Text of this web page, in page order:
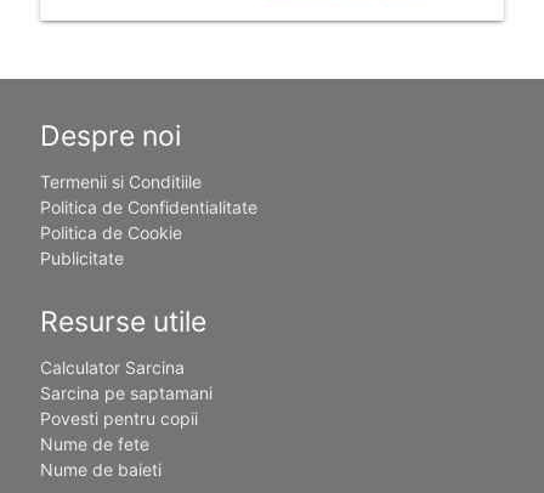
Despre noi
Termenii si Conditiile
Politica de Confidentialitate
Politica de Cookie
Publicitate
Resurse utile
Calculator Sarcina
Sarcina pe saptamani
Povesti pentru copii
Nume de fete
Nume de baieti